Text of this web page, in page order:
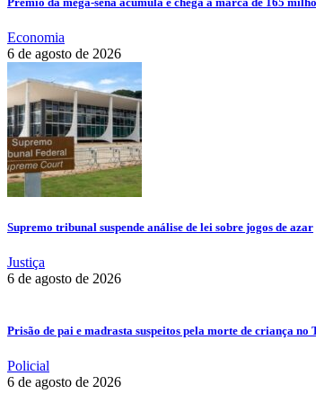
Economia
6 de agosto de 2026
Supremo tribunal suspende análise de lei sobre jogos de azar
Justiça
6 de agosto de 2026
Prisão de pai e madrasta suspeitos pela morte de criança no
Policial
6 de agosto de 2026